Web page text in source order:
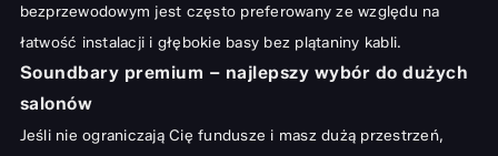
bezprzewodowym jest często preferowany ze względu na
łatwość instalacji i głębokie basy bez plątaniny kabli.
Soundbary premium – najlepszy wybór do dużych
salonów
Jeśli nie ograniczają Cię fundusze i masz dużą przestrzeń,